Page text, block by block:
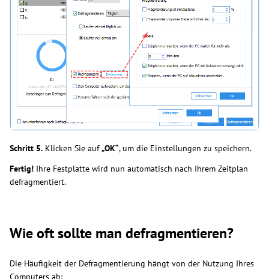
Schritt 5. Klicken Sie auf„OK“, um die Einstellungen zu speichern.
Fertig! Ihre Festplatte wird nun automatisch nach Ihrem Zeitplan
defragmentiert.
Wie oft sollte man defragmentieren?
Die Häufigkeit der Defragmentierung hängt von der Nutzung Ihres
Computers ab: